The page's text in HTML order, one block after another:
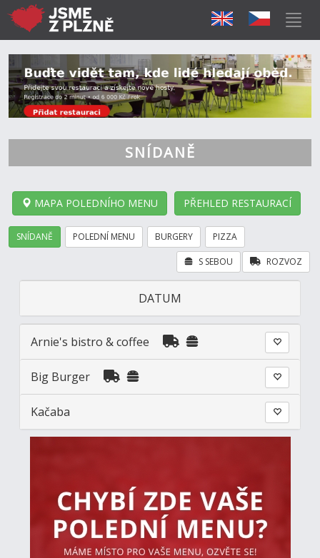
SNÍDANĚ
MAPA POLEDNÍHO MENU PŘEHLED RESTAURACÍ
SNÍDANĚ POLEDNÍ MENU BURGERY PIZZA
ROZVOZ
S SEBOU
DATUM
Arnie's bistro & coffee
Big Burger
Kačaba